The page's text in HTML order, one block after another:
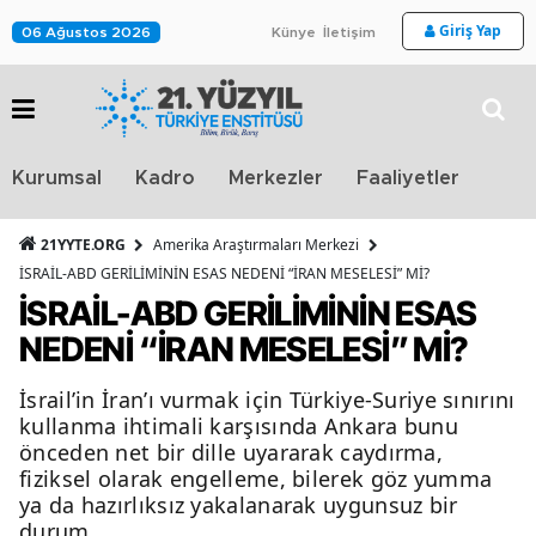
06 Ağustos 2026 Künye İletişim Giriş Yap
Kurumsal Kadro Merkezler Faaliyetler
21YYTE.ORG
Amerika Araştırmaları Merkezi
İSRAİL-ABD GERİLİMİNİN ESAS NEDENİ “İRAN MESELESİ” Mİ?
İSRAİL-ABD GERİLİMİNİN ESAS
NEDENİ “İRAN MESELESİ” Mİ?
İsrail’in İran’ı vurmak için Türkiye-Suriye sınırını
kullanma ihtimali karşısında Ankara bunu
önceden net bir dille uyararak caydırma,
fiziksel olarak engelleme, bilerek göz yumma
ya da hazırlıksız yakalanarak uygunsuz bir